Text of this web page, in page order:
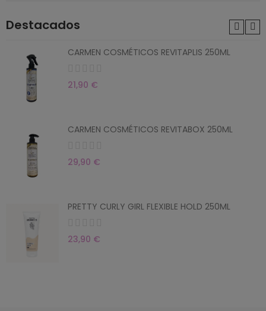
Destacados
CARMEN COSMÉTICOS REVITAPLIS 250ML
21,90 €
CARMEN COSMÉTICOS REVITABOX 250ML
29,90 €
PRETTY CURLY GIRL FLEXIBLE HOLD 250ML
23,90 €